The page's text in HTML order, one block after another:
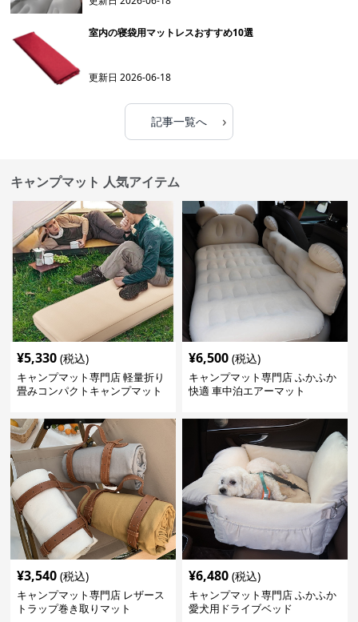
室内の寝袋用マットレスおすすめ10選
更新日2026-06-18
記事一覧へ ›
キャンプマット 人気アイテム
¥5,330 (税込)
キャンプマット専門店 軽量折り
畳みコンパクトキャンプマット
¥6,500 (税込)
キャンプマット専門店 ふかふか
快適 車中泊エアーマット
¥3,540 (税込)
キャンプマット専門店 レザース
トラップ巻き取りマット
¥6,480 (税込)
キャンプマット専門店 ふかふか
愛犬用ドライブベッド